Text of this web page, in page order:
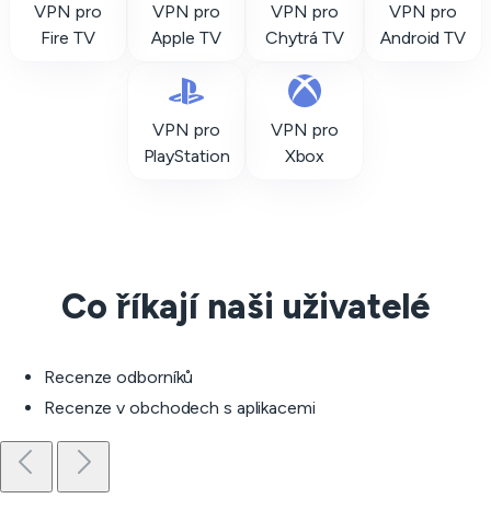
VPN pro
Fire TV
VPN pro
Apple TV
VPN pro
Chytrá TV
VPN pro
Android TV
VPN pro
PlayStation
VPN pro
Xbox
Co říkají naši uživatelé
Recenze odborníků
Recenze v obchodech s aplikacemi